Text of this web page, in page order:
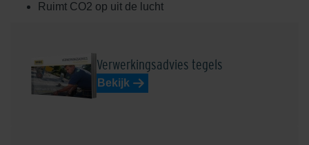
Ruimt CO2 op uit de lucht
Verwerkingsadvies tegels
Bekijk